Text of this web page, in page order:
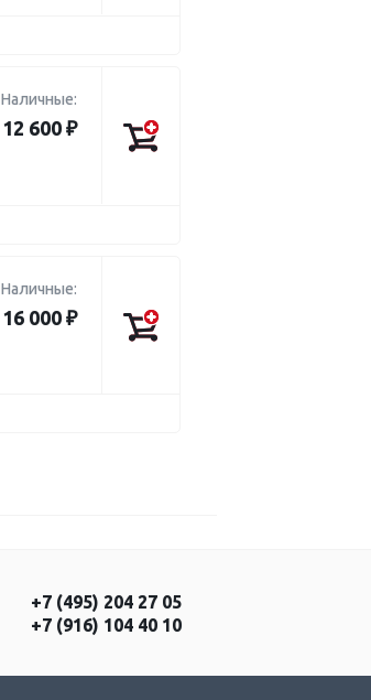
Наличные:
12 600 ₽
Наличные:
16 000 ₽
+7 (495) 204 27 05
+7 (916) 104 40 10